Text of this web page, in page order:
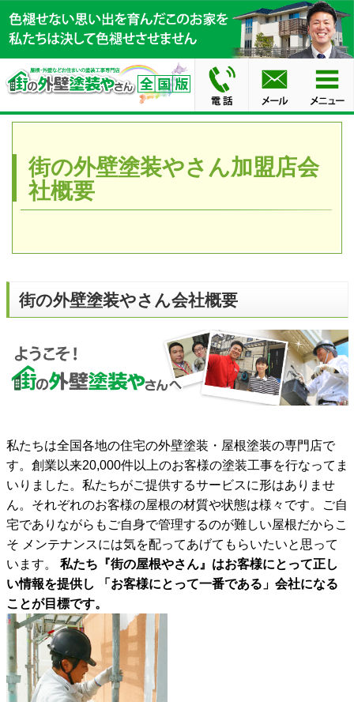
街の外壁塗装やさん加盟店会
社概要
街の外壁塗装やさん会社概要
私たちは全国各地の住宅の外壁塗装・屋根塗装の専門店で
す。創業以来20,000件以上のお客様の塗装工事を行なってま
いりました。私たちがご提供するサービスに形はありませ
ん。それぞれのお客様の屋根の材質や状態は様々です。ご自
宅でありながらもご自身で管理するのが難しい屋根だからこ
そ メンテナンスには気を配ってあげてもらいたいと思って
います。 私たち『街の屋根やさん』はお客様にとって正し
い情報を提供し 「お客様にとって一番である」会社になる
ことが目標です。